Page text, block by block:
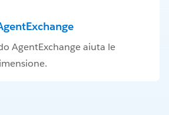
AgentExchange aiuta le